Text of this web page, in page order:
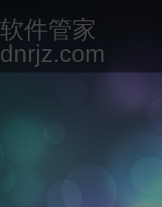
软件管家
dnrjz.com